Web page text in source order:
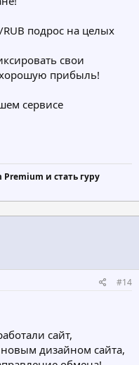
подрос на целых
свои
хорошую прибыль!
сервисе
и стать гуру
#14
сайт,
дизайном сайта,